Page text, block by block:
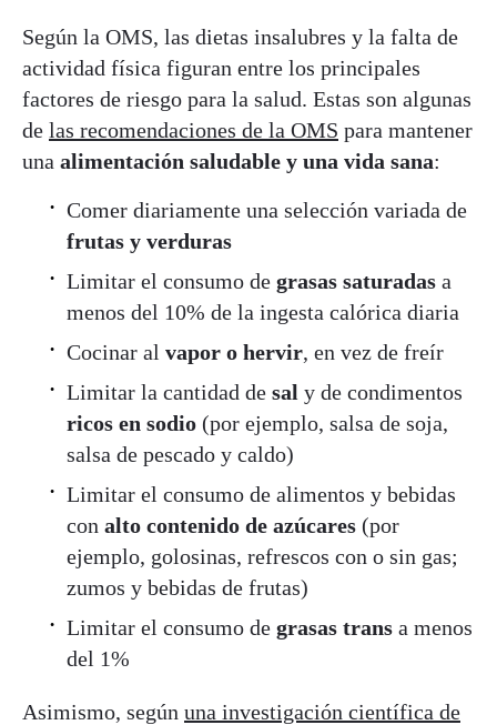
Según la OMS, las dietas insalubres y la falta de
actividad física figuran entre los principales
factores de riesgo para la salud. Estas son algunas
de las recomendaciones de la OMS para mantener
una alimentación saludable y una vida sana:
Comer diariamente una selección variada de
frutas y verduras
Limitar el consumo de grasas saturadas a
menos del 10% de la ingesta calórica diaria
Cocinar al vapor o hervir, en vez de freír
Limitar la cantidad de sal y de condimentos
ricos en sodio (por ejemplo, salsa de soja,
salsa de pescado y caldo)
Limitar el consumo de alimentos y bebidas
con alto contenido de azúcares (por
ejemplo, golosinas, refrescos con o sin gas;
zumos y bebidas de frutas)
Limitar el consumo de grasas trans a menos
del 1%
Asimismo, según una investigación científica de